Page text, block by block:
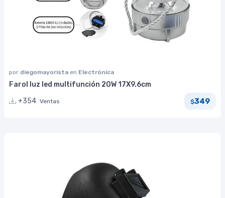
por diegomayorista en Electrónica
Farol luz led multifunción 20W 17X9.6cm
+354 Ventas $349